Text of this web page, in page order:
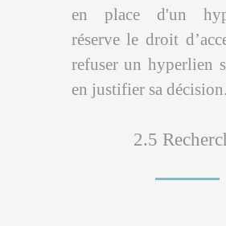
en place d'un
réserve le droit
refuser un hyperlien
en justifier sa décision.
2.5